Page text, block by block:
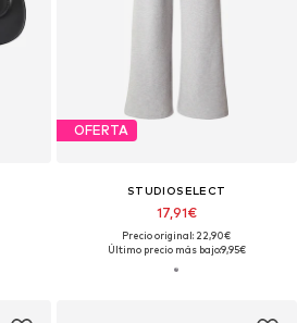
OFERTA
STUDIOSELECT
17,91€
Precio original: 22,90€
Último precio más bajo:9,95€